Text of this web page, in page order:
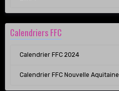
Calendriers FFC
Calendrier FFC 2024
Calendrier FFC Nouvelle Aquitaine